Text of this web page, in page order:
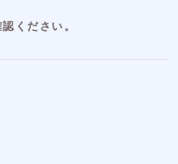
ください。